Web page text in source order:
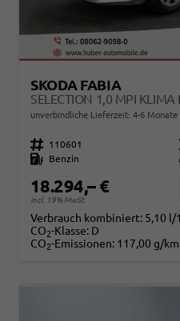
SKODA FABIA
unverbindliche Lieferzeit: 4-6 Monate
Fahrzeugnr. 110601
Kraftstoff
Benzin
18.294,– €
incl. 19% MwSt.
Verbrauch kombiniert: 5,10 l/
CO2-Klasse: D
CO2-Emissionen: 117,00 g/km